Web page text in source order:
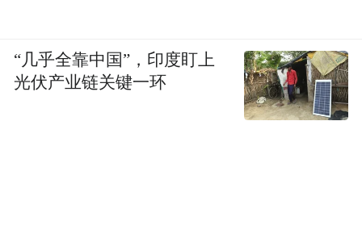
“几乎全靠中国”，印度盯上
光伏产业链关键一环